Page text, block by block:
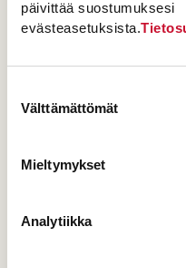
päivittää suostumuksesi
evästeasetuksista.
valinta
Välttämättömät
Mieltymykset
Analytiikka
Kinuski-
pullat
Yli 60 min